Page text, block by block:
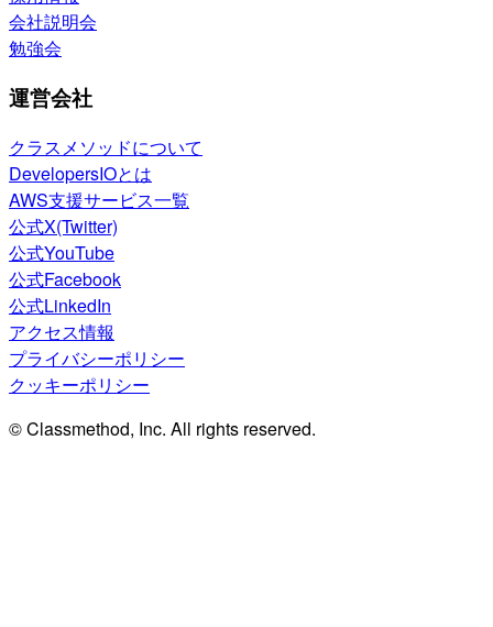
会社説明会
勉強会
運営会社
クラスメソッドについて
DevelopersIOとは
AWS支援サービス一覧
公式X(Twitter)
公式YouTube
公式Facebook
公式LinkedIn
アクセス情報
プライバシーポリシー
クッキーポリシー
© Classmethod, Inc. All rights reserved.